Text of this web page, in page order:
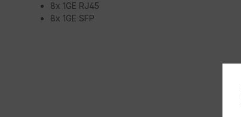
8x 1GE RJ45
8x 1GE SFP